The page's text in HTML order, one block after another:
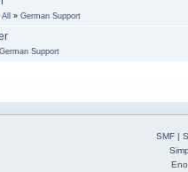
All » German Support
German Support
SMF|